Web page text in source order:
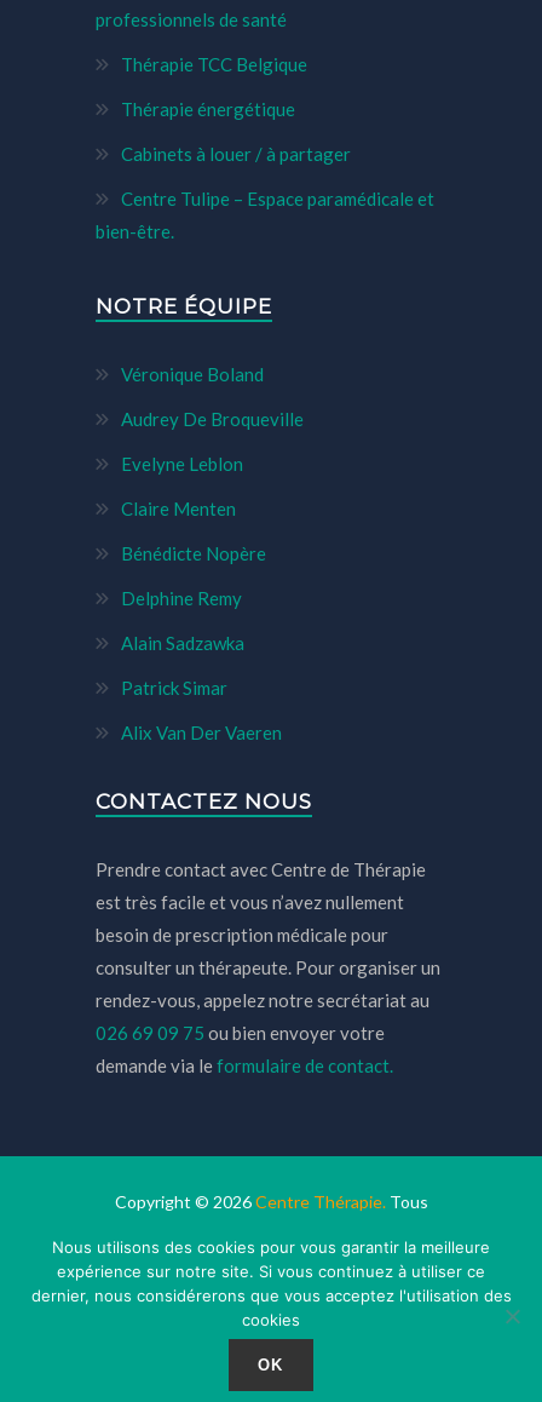
professionnels de santé
Thérapie TCC Belgique
Thérapie énergétique
Cabinets à louer / à partager
Centre Tulipe – Espace paramédicale et
bien-être.
NOTRE ÉQUIPE
Véronique Boland
Audrey De Broqueville
Evelyne Leblon
Claire Menten
Bénédicte Nopère
Delphine Remy
Alain Sadzawka
Patrick Simar
Alix Van Der Vaeren
CONTACTEZ NOUS
Prendre contact avec Centre de Thérapie
est très facile et vous n’avez nullement
besoin de prescription médicale pour
consulter un thérapeute. Pour organiser un
rendez-vous, appelez notre secrétariat au
026 69 09 75 ou bien envoyer votre
demande via leformulaire de contact.
Copyright © 2026Centre Thérapie. Tous
soutiennent vos soins. Pour psychologues,
psychotherapeutes et hypnotherapeutes.
RGPD - Politique de Protection de la Vie
Nous utilisons des cookies pour vous garantir la meilleure
expérience sur notre site. Si vous continuez à utiliser ce
dernier, nous considérerons que vous acceptez l'utilisation des
cookies
OK